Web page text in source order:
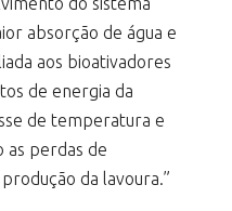
absorção de água e
aos bioativadores
de energia da
de temperatura e
as perdas de
da lavoura.”